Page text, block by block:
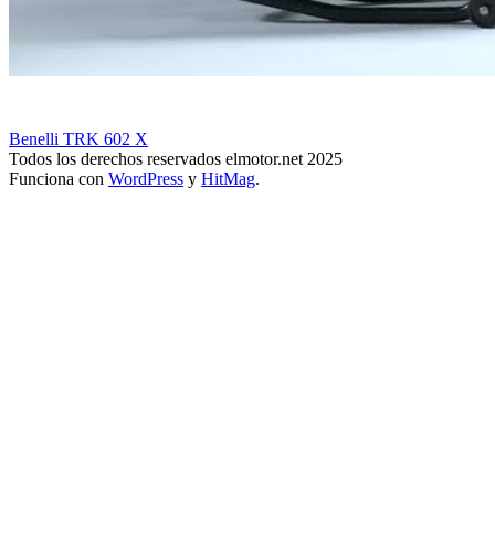
Benelli TRK 602 X
Todos los derechos reservados elmotor.net 2025
Funciona con WordPress y HitMag.